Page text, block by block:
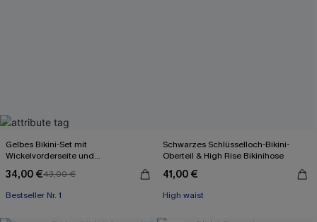
Gelbes Bikini-Set mit
Wickelvorderseite und
34,00 €43,00 €
Bestseller Nr. 1
Schwarzes Schlüsselloch-Bikini-
Oberteil & High Rise Bikinihose
41,00 €
High waist